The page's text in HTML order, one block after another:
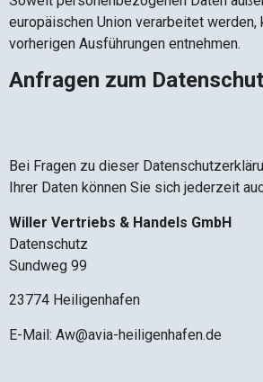
europäischen Union verarbeitet werden,
vorherigen Ausführungen entnehmen.
Anfragen zum
Bei Fragen zu dieser
Ihrer Daten können Sie sich jederzeit
Willer Vertriebs & Handels GmbH
Datenschutz
Sundweg 99
23774 Heiligenhafen
E-Mail: Aw@avia-heiligenhafen.de